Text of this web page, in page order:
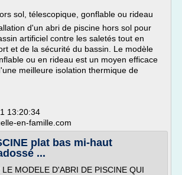
sol, télescopique, gonflable ou rideau
d'un abri de piscine hors sol pour
artificiel contre les saletés tout en
et de la sécurité du bassin. Le modèle
ou en rideau est un moyen efficace
meilleure isolation thermique de
13:20:34
en-famille.com
plat bas mi-haut
...
MODELE D'ABRI DE PISCINE QUI